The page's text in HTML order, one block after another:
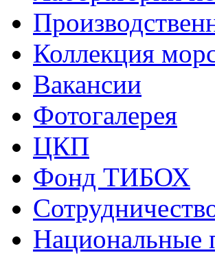
Коллекция
Вакансии
Фотогалерея
ЦКП
Фонд ТИБОХ
Национальные